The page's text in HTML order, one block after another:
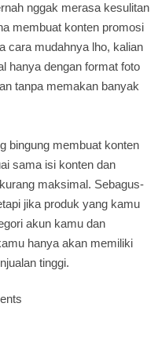
nggak merasa kesulitan
membuat konten promosi
cara mudahnya lho, kalian
hanya dengan format foto
tanpa memakan banyak
bingung membuat konten
sama isi konten dan
maksimal. Sebagus-
jika produk yang kamu
akun kamu dan
hanya akan memiliki
tinggi.